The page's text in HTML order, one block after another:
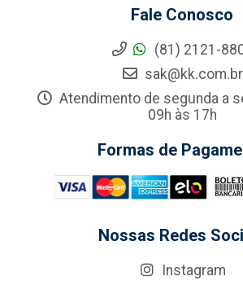
Fale Conosco
(81) 2121-
sak@kk.com.br
Atendimento de segunda a
09h às 17h
Formas de
Nossas Redes
Instagram